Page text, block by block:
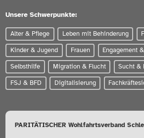
Unsere Schwerpunkte:
Alter & Pflege Leben mit Behinderung
Kinder & Jugend Frauen Engagement
Selbsthilfe Migration & Flucht Sucht &
FSJ & BFD Digitalisierung
PARITÄTISCHER Wohlfahrtsverband